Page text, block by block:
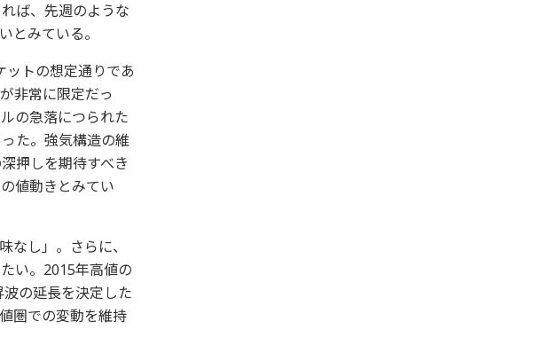
ば、先週のような
とみている。
ットの想定通りであ
非常に限定だっ
の急落につられた
た。強気構造の維
押しを期待すべき
値動きとみてい
なし」。さらに、
い。2015年高値の
の延長を決定した
圏での変動を維持